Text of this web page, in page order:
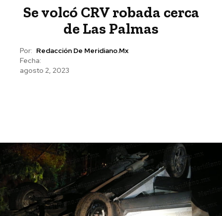
Se volcó CRV robada cerca
de Las Palmas
Por: Redacción De Meridiano.mx
Fecha:
agosto 2, 2023